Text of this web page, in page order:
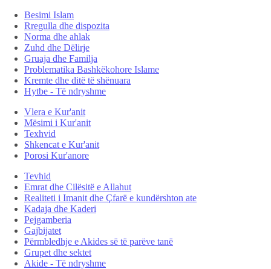
Besimi Islam
Rregulla dhe dispozita
Norma dhe ahlak
Zuhd dhe Dëlirje
Gruaja dhe Familja
Problematika Bashkëkohore Islame
Kremte dhe ditë të shënuara
Hytbe - Të ndryshme
Vlera e Kur'anit
Mësimi i Kur'anit
Texhvid
Shkencat e Kur'anit
Porosi Kur'anore
Tevhid
Emrat dhe Cilësitë e Allahut
Realiteti i Imanit dhe Çfarë e kundërshton ate
Kadaja dhe Kaderi
Pejgamberia
Gajbijatet
Përmbledhje e Akides së të parëve tanë
Grupet dhe sektet
Akide - Të ndryshme